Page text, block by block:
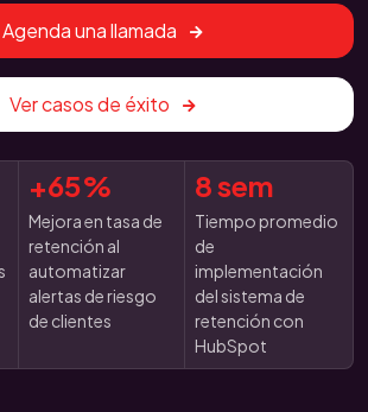
Agenda una llamada
Ver casos de éxito
+65%
Mejora en tasa de
retención al
automatizar
alertas de riesgo
de clientes
8 sem
Tiempo promedio
de
implementación
del sistema de
retención con
HubSpot